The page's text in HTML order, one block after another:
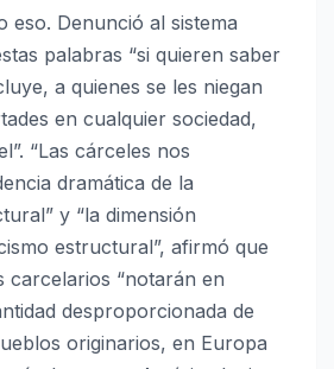
eso. Denunció al sistema
palabras “si quieren saber
a quienes se les niegan
en cualquier sociedad,
“Las cárceles nos
dramática de la
y “la dimensión
estructural”, afirmó que
carcelarios “notarán en
desproporcionada de
originarios, en Europa